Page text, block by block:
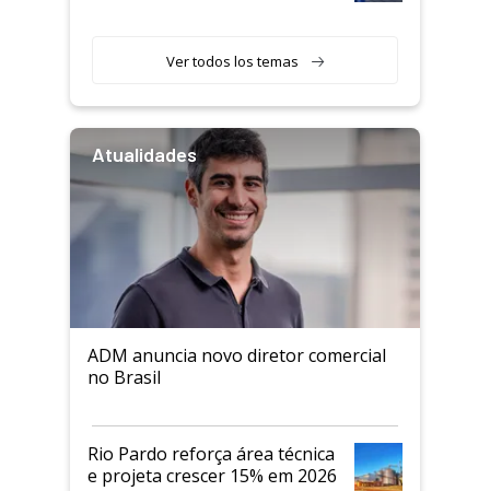
Ver todos los temas
Atualidades
ADM anuncia novo diretor comercial
no Brasil
Rio Pardo reforça área técnica
e projeta crescer 15% em 2026